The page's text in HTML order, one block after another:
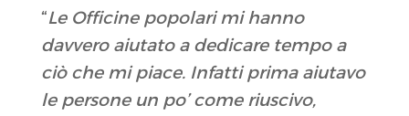
“Le Officine popolari mi hanno
davvero aiutato a dedicare tempo a
ciò che mi piace. Infatti prima aiutavo
le persone un po’ come riuscivo,